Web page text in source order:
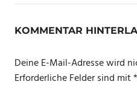
KOMMENTAR
Deine E-Mail-Adresse wird
Erforderliche Felder sind mit*